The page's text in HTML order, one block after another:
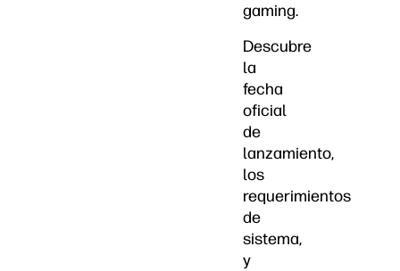
gaming.
Descubre
la
fecha
oficial
de
lanzamiento,
los
requerimientos
de
sistema,
y